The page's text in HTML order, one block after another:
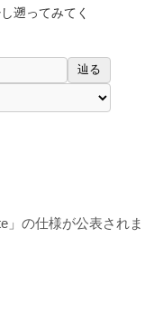
遡ってみてく
辿る
」の仕様が公表されま